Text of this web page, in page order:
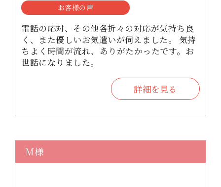
お客様の声
電話の応対、その他各折々の対応が気持ち良
く、また優しいお気遣いが伺えました。 気持
ちよく時間が流れ、ありがたかったです。お
世話になりました。
詳細を見る
Ｍ様